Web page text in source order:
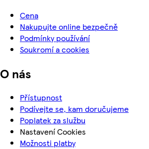
Cena
Nakupujte online bezpečně
Podmínky používání
Soukromí a cookies
O nás
Přístupnost
Podívejte se, kam doručujeme
Poplatek za službu
Nastavení Cookies
Možnosti platby